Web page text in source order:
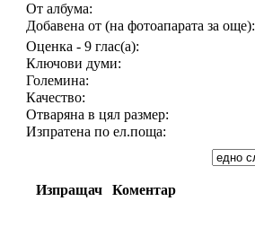
От албума:
Добавена от (на фотоапарата за още):
Оценка - 9 глас(а):
Ключови думи:
Големина:
Качество:
Отваряна в цял размер:
Изпратена по ел.поща:
Изпращач Коментар